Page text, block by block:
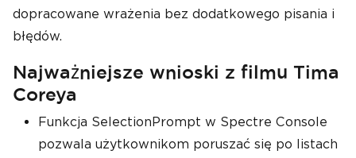
dopracowane wrażenia bez dodatkowego pisania i
błędów.
Najważniejsze wnioski z filmu Tima
Coreya
Funkcja SelectionPrompt w Spectre Console
pozwala użytkownikom poruszać się po listach